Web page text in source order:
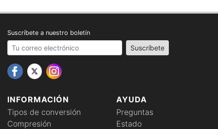
INFORMACIÓN
Tipos de conversión
Compresión
AYUDA
Preguntas
Estado
Suscríbete a nuestro boletín
Your email address Suscríbete